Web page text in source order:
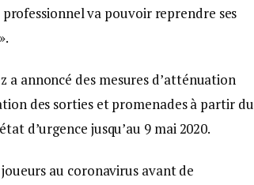
va pouvoir reprendre ses
a annoncé des mesures d’atténuation
des sorties et promenades à partir du
d’urgence jusqu’au 9 mai 2020.
au coronavirus avant de